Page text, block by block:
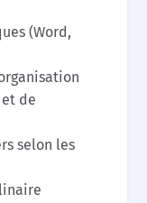
(Word,
de
selon les